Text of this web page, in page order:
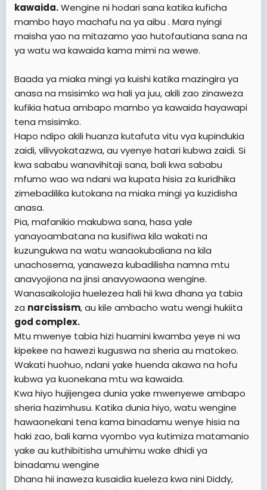
kawaida.Wengine ni hodari sana katika kuficha
mambo hayo machafu na ya aibu . Mara nyingi
maisha yao na mitazamo yao hutofautiana sana na
ya watu wa kawaida kama mimi na wewe.
Baada ya miaka mingi ya kuishi katika mazingira ya
anasa na msisimko wa hali ya juu, akili zao zinaweza
kufikia hatua ambapo mambo ya kawaida hayawapi
tena msisimko.
Hapo ndipo akili huanza kutafuta vitu vya kupindukia
zaidi, vilivyokatazwa, au vyenye hatari kubwa zaidi. Si
kwa sababu wanavihitaji sana, bali kwa sababu
mfumo wao wa ndani wa kupata hisia za kuridhika
zimebadilika kutokana na miaka mingi ya kuzidisha
anasa.
Pia, mafanikio makubwa sana, hasa yale
yanayoambatana na kusifiwa kila wakati na
kuzungukwa na watu wanaokubaliana na kila
unachosema, yanaweza kubadilisha namna mtu
anavyojiona na jinsi anavyowaona wengine.
Wanasaikolojia huelezea hali hii kwa dhana ya tabia
za narcissism, au kile ambacho watu wengi hukiita
god complex.
Mtu mwenye tabia hizi huamini kwamba yeye ni wa
kipekee na hawezi kuguswa na sheria au matokeo.
Wakati huohuo, ndani yake huenda akawa na hofu
kubwa ya kuonekana mtu wa kawaida.
Kwa hiyo hujijengea dunia yake mwenyewe ambapo
sheria hazimhusu. Katika dunia hiyo, watu wengine
hawaonekani tena kama binadamu wenye hisia na
haki zao, bali kama vyombo vya kutimiza matamanio
yake au kuthibitisha umuhimu wake dhidi ya
binadamu wengine
Dhana hii inaweza kusaidia kueleza kwa nini Diddy,